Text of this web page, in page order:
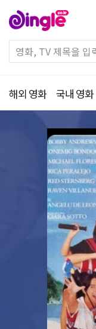
해외 영화 국내 영화